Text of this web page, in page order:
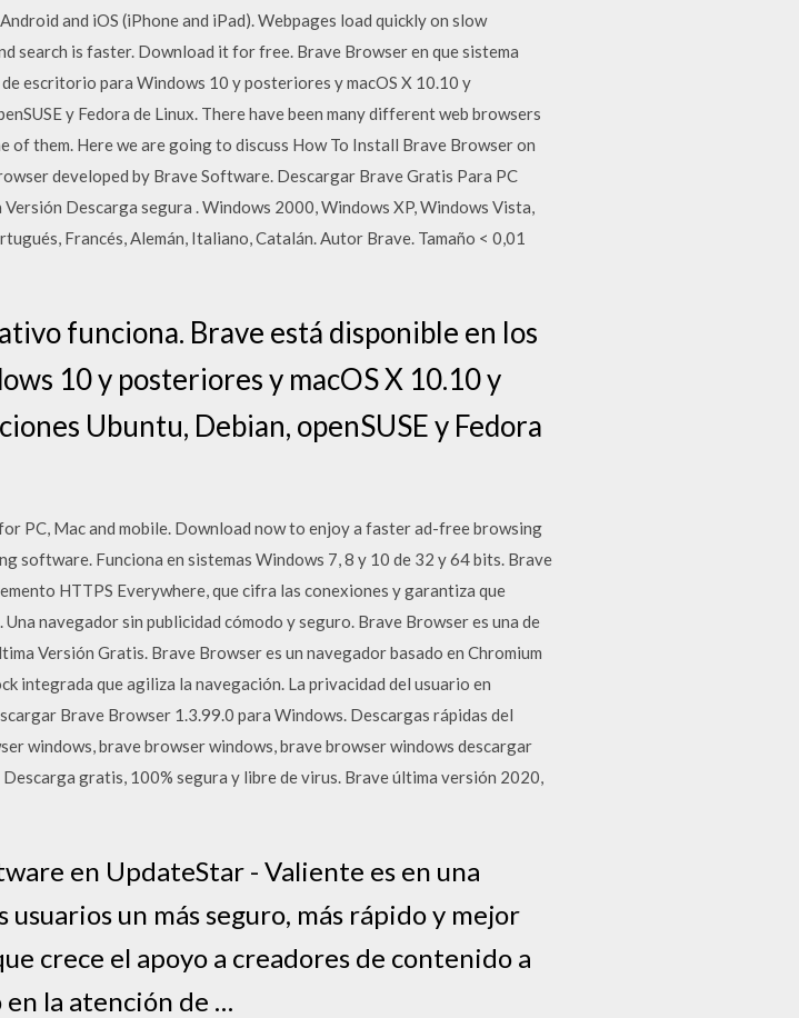
and iOS (iPhone and iPad). Webpages load quickly on slow
search is faster. Download it for free. Brave Browser en que sistema
escritorio para Windows 10 y posteriores y macOS X 10.10 y
y Fedora de Linux. There have been many different web browsers
of them. Here we are going to discuss How To Install Brave Browser on
developed by Brave Software. Descargar Brave Gratis Para PC
Descarga segura . Windows 2000, Windows XP, Windows Vista,
Francés, Alemán, Italiano, Catalán. Autor Brave. Tamaño < 0,01
funciona. Brave está disponible en los
10 y posteriores y macOS X 10.10 y
Ubuntu, Debian, openSUSE y Fedora
PC, Mac and mobile. Download now to enjoy a faster ad-free browsing
software. Funciona en sistemas Windows 7, 8 y 10 de 32 y 64 bits. Brave
HTTPS Everywhere, que cifra las conexiones y garantiza que
navegador sin publicidad cómodo y seguro. Brave Browser es una de
Versión Gratis. Brave Browser es un navegador basado en Chromium
integrada que agiliza la navegación. La privacidad del usuario en
Brave Browser 1.3.99.0 para Windows. Descargas rápidas del
windows, brave browser windows, brave browser windows descargar
gratis, 100% segura y libre de virus. Brave última versión 2020,
en UpdateStar - Valiente es en una
un más seguro, más rápido y mejor
crece el apoyo a creadores de contenido a
en la atención de …